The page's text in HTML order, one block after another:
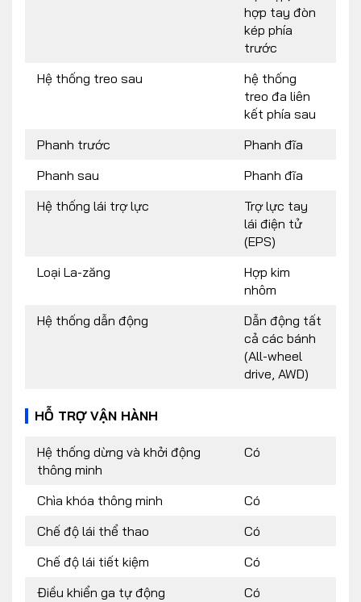
hợp tay đòn
kép phía
trước
Hệ thống treo sau
hệ thống
treo đa liên
kết phía sau
Phanh trước
Phanh đĩa
Phanh sau
Phanh đĩa
Hệ thống lái trợ lực
Trợ lực tay
lái điện tử
(EPS)
Loại La-zăng
Hợp kim
nhôm
Hệ thống dẫn động
Dẫn động tất
cả các bánh
(All-wheel
drive, AWD)
HỖ TRỢ VẬN HÀNH
Hệ thống dừng và khởi động
thông minh
Có
Chìa khóa thông minh
Có
Chế độ lái thể thao
Có
Chế độ lái tiết kiệm
Có
Điều khiển ga tự động
Có